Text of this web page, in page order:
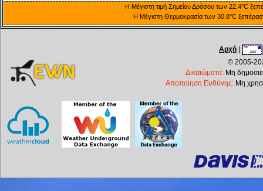
Η Μέγιστη τιμή Σημείου Δρόσου των 22.4°C
Η Μέγιστη Θερμοκρασία των 30.8°C
Αρχή
© 2005-
Δικαιώματα: Μη
Αποποίηση Ευθύνης: Μη